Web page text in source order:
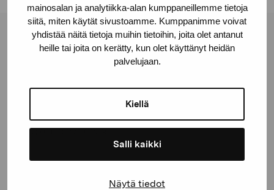
mainosalan ja analytiikka-alan kumppaneillemme tietoja
siitä, miten käytät sivustoamme. Kumppanimme voivat
yhdistää näitä tietoja muihin tietoihin, joita olet antanut
heille tai joita on kerätty, kun olet käyttänyt heidän
palvelujaan.
Kiellä
Salli kaikki
Näytä tiedot
Stiftelsen Pro Artibus
proartibus@proartibus.fi
+358 (0)50 371 6339